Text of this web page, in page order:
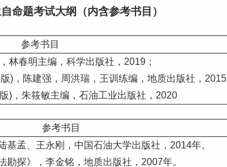
命题考试大纲（内含参考书目）
参考书目
林春明主编，科学出版社，2019；
)，陈建强，周洪瑞，王训练编，地质出版社，2015
)，朱筱敏主编，石油工业出版社，2020
参考书目
基孟、王永刚，中国石油大学出版社，2014年。
勘探》，李金铭，地质出版社，2007年。